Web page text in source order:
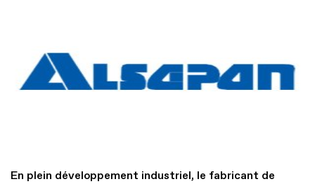
En plein développement industriel, le fabricant de